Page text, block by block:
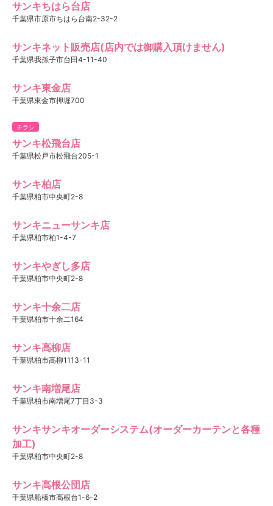
サンキちはら台店
千葉県市原市ちはら台南2-32-2
サンキネット販売店(店内では御購入頂けません)
千葉県我孫子市台田4-11-40
サンキ東金店
千葉県東金市押堀700
チラシ
サンキ松飛台店
千葉県松戸市松飛台205-1
サンキ柏店
千葉県柏市中央町2-8
サンキニューサンキ店
千葉県柏市柏1-4-7
サンキやぎし多店
千葉県柏市中央町2-8
サンキ十余二店
千葉県柏市十余二164
サンキ高柳店
千葉県柏市高柳1113-11
サンキ南増尾店
千葉県柏市南増尾7丁目3-3
サンキサンキオーダーシステム(オーダーカーテンと各種
加工)
千葉県柏市中央町2-8
サンキ高根公団店
千葉県船橋市高根台1-6-2